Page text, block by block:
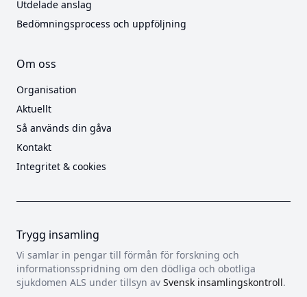
Utdelade anslag
Bedömningsprocess och uppföljning
Om oss
Organisation
Aktuellt
Så används din gåva
Kontakt
Integritet & cookies
Trygg insamling
Vi samlar in pengar till förmån för forskning och
informationsspridning om den dödliga och obotliga
sjukdomen ALS under tillsyn av Svensk insamlingskontroll.